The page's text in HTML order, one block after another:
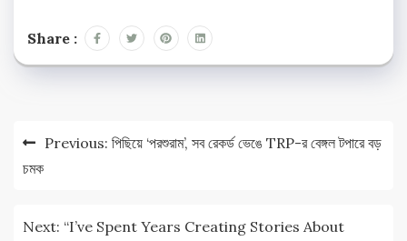
Share :
Post
navigation
Previous: পিছিয়ে ‘পরশুরাম’, সব রেকর্ড ভেঙে TRP-র বেঙ্গল টপারে বড়
চমক
Next: “I’ve Spent Years Creating Stories About